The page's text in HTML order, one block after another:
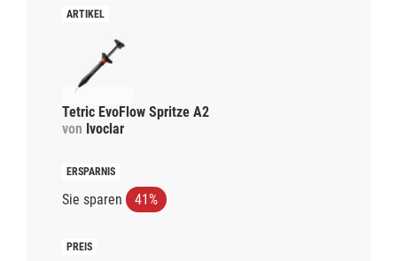
Tetric EvoFlow Spritze A2
von Ivoclar
Sie sparen 41%